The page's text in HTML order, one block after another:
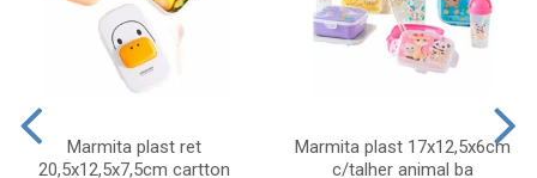
Marmita plast ret
20,5x12,5x7,5cm cartton
Marmita plast 17x12,5x6cm
c/talher animal ba